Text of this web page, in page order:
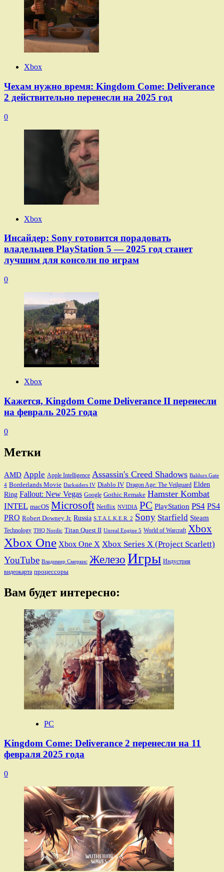
Xbox
Чехам нужно время: Kingdom Come: Deliverance
2 действительно перенесли на 2025 год
0
Xbox
Инсайдер: Sony готовится порадовать
владельцев PlayStation 5 — 2025 год станет
лучшим для консоли по играм
0
Xbox
Кажется, Kingdom Come Deliverance II перенесли
на февраль 2025 года
0
Метки
AMD Apple Apple Intelligence Assassin's Creed Shadows Baldurs Gate
4 Borderlands Movie Darksiders IV Diablo IV Dragon Age: The Veilguard Elden
Ring Fallout: New Vegas Google Gothic Remake Hamster Kombat
INTEL macOS Microsoft Netflix NVIDIA PC PlayStation PS4 PS4
PRO Robert Downey Jr. Russia S.T.A.L.K.E.R. 2 Sony Starfield Steam
Technology THQ Nordic Titan Quest II Unreal Engine 5 World of Warcraft Xbox
Xbox One Xbox One X Xbox Series X (Project Scarlett)
YouTube Владимир Смеркис ЖелезоИгры Индустрия
видеокарта процессоры
Вам будет интересно:
PC
Kingdom Come: Deliverance 2 перенесли на 11
февраля 2025 года
0